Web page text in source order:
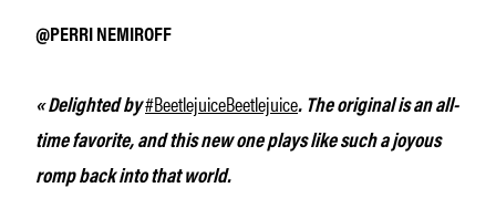
@PERRI NEMIROFF
« Delighted by#BeetlejuiceBeetlejuice. The original is an all-
time favorite, and this new one plays like such a joyous
romp back into that world.